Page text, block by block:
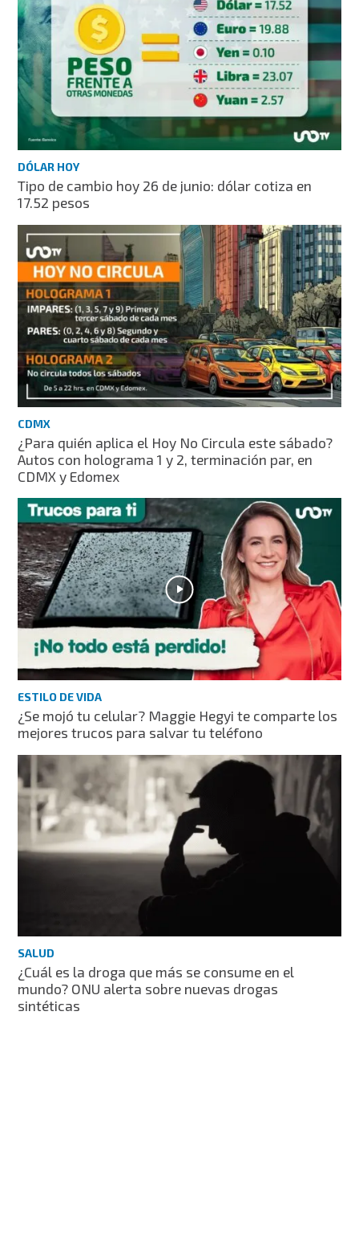
DÓLAR HOY
Tipo de cambio hoy 26 de junio: dólar cotiza en
17.52 pesos
CDMX
¿Para quién aplica el Hoy No Circula este sábado?
Autos con holograma 1 y 2, terminación par, en
CDMX y Edomex
ESTILO DE VIDA
¿Se mojó tu celular? Maggie Hegyi te comparte los
mejores trucos para salvar tu teléfono
SALUD
¿Cuál es la droga que más se consume en el
mundo? ONU alerta sobre nuevas drogas
sintéticas